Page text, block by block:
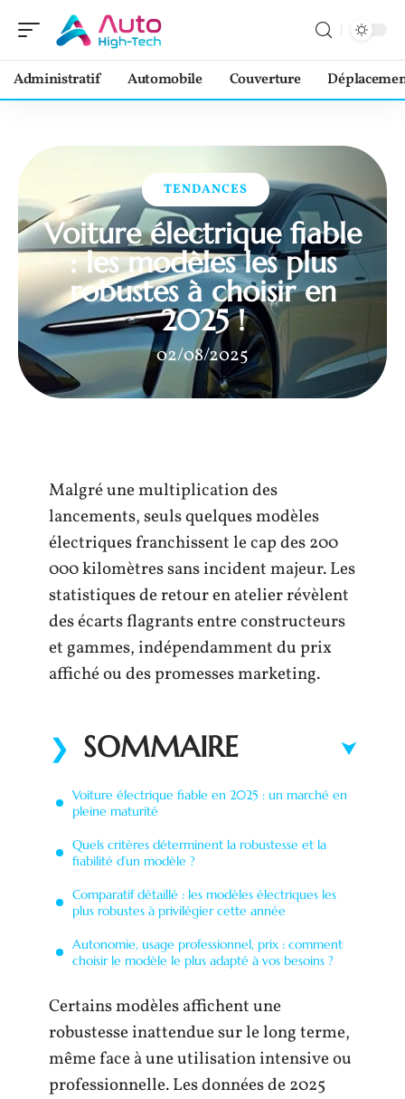
Administratif Automobile Couverture
TENDANCES
Voiture électrique fiable
: les modèles les plus
robustes à choisir en
2025 !
02/08/2025
Malgré une multiplication des
lancements, seuls quelques modèles
électriques franchissent le cap des 200
000 kilomètres sans incident majeur. Les
statistiques de retour en atelier révèlent
des écarts flagrants entre constructeurs
et gammes, indépendamment du prix
affiché ou des promesses marketing.
SOMMAIRE
Voiture électrique fiable en 2025 : un marché en
pleine maturité
Quels critères déterminent la robustesse et la
fiabilité d’un modèle ?
Comparatif détaillé : les modèles électriques les
plus robustes à privilégier cette année
Autonomie, usage professionnel, prix : comment
choisir le modèle le plus adapté à vos besoins ?
Certains modèles affichent une
robustesse inattendue sur le long terme,
même face à une utilisation intensive ou
professionnelle. Les données de 2025